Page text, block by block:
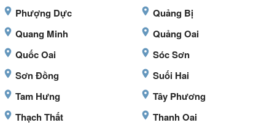
Phượng Dực
Quảng Bị
Quang Minh
Quảng Oai
Quốc Oai
Sóc Sơn
Sơn Đồng
Suối Hai
Tam Hưng
Tây Phương
Thạch Thất
Thanh Oai